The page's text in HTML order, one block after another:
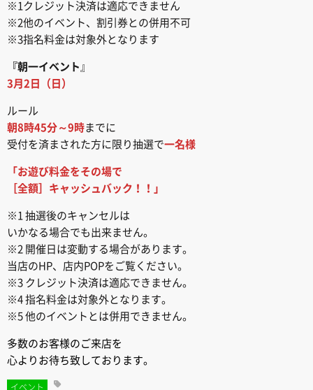
※1クレジット決済は適応できません
※2他のイベント、割引券との併用不可
※3指名料金は対象外となります
『朝一イベント 』
3月2日（日）
ルール
朝8時45分～9時までに
受付を済まされた方に限り抽選で一名様
「お遊び料金をその場で
［全額］キャッシュバック！！」
※1 抽選後のキャンセルは
いかなる場合でも出来ません。
※2 開催日は変動する場合があります。
当店のHP、店内POPをご覧ください。
※3 クレジット決済は適応できません。
※4 指名料金は対象外となります。
※5 他のイベントとは併用できません。
多数のお客様のご来店を
心よりお待ち致しております。
イベント